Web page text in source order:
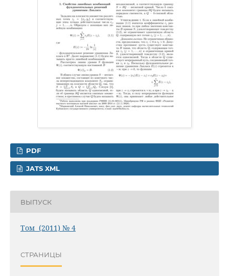
PDF
JATS XML
ВЫПУСК
Том (2011) № 4
СТРАНИЦЫ